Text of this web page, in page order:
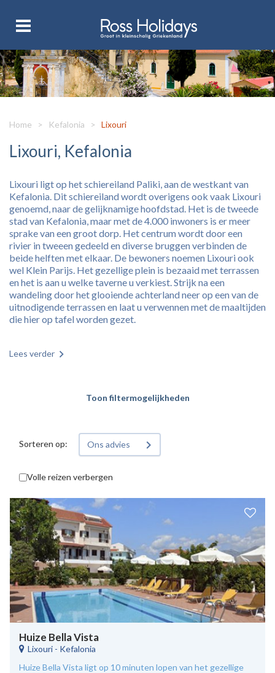
Home > Kefalonia > Lixouri
Lixouri, Kefalonia
Lixouri ligt op het schiereiland Paliki, aan de westkant van
Kefalonia. Dit schiereiland wordt overigens ook vaak Lixouri
genoemd, naar de gelijknamige hoofdstad. Het is de tweede
stad van Kefalonia, maar met de 4.000 inwoners is er meer
sprake van een groot dorp. Het centrum wordt door een
rivier in tweeen gedeeld en diverse bruggen verbinden de
beide helften met elkaar. De bewoners noemen Lixouri ook
wel Klein Parijs. Het gezellige plein is bezaaid met terrassen
en het is aan u welke taverne u verkiest. Strijk na een
wandeling door het glooiende achterland neer op een van de
uitnodigende terrassen en laat u verwennen met de maaltijden
die hier op tafel worden gezet.
Lees verder
Toon filtermogelijkheden
Sorteren op: Ons advies
Volle reizen verbergen
Huize Bella Vista
Lixouri - Kefalonia
Huize Bella Vista ligt op 10 minuten lopen van het gezellige